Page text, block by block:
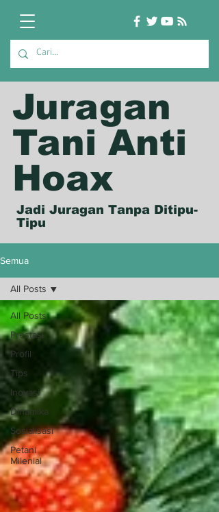
Juragan
Tani Anti
Hoax
Jadi Juragan Tanpa Ditipu-
Tipu
Semua
All Posts
Prestasi
Profil
Tips
Inovasi
Dinamika
Sosialisasi
Petani
Milenial
All Posts